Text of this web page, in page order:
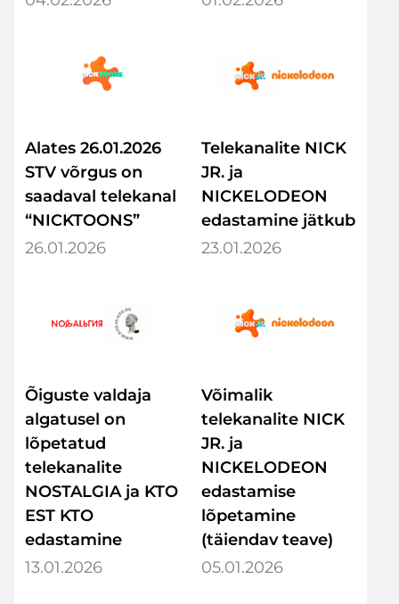
Alates 26.01.2026
STV võrgus on
saadaval telekanal
“NICKTOONS”
26.01.2026
Telekanalite NICK
JR. ja
NICKELODEON
edastamine jätkub
23.01.2026
Õiguste valdaja
algatusel on
lõpetatud
telekanalite
NOSTALGIA ja KTO
EST KTO
edastamine
13.01.2026
Võimalik
telekanalite NICK
JR. ja
NICKELODEON
edastamise
lõpetamine
(täiendav teave)
05.01.2026